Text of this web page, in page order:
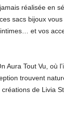
réalisée en
sacs bijoux vous
et vos
Aura Tout Vu, où
trouvent
de Livia